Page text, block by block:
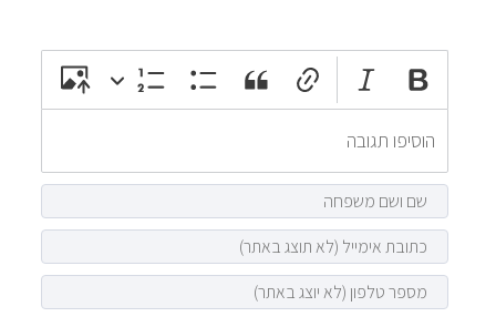
attach_file
photo_camera